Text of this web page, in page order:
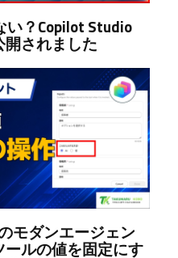
い？Copilot Studio
されました
モダンエージェン
ールの値を固定にす